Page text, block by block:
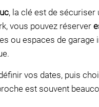
, la clé est de
vous pouvez réserver
ou espaces de
vos dates, puis
est souvent